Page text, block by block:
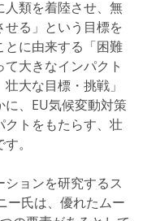
人類を着陸させ、無
る」という目標を
とに由来する「困難
大きなインパクト
大な目標・挑戦」
、EU気候変動対策
クトをもたらす、壮
。
ションを研究するス
ー氏は、優れたムー